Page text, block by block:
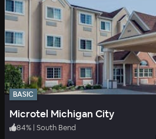
BASIC
Microtel Michigan City
84% | South Bend